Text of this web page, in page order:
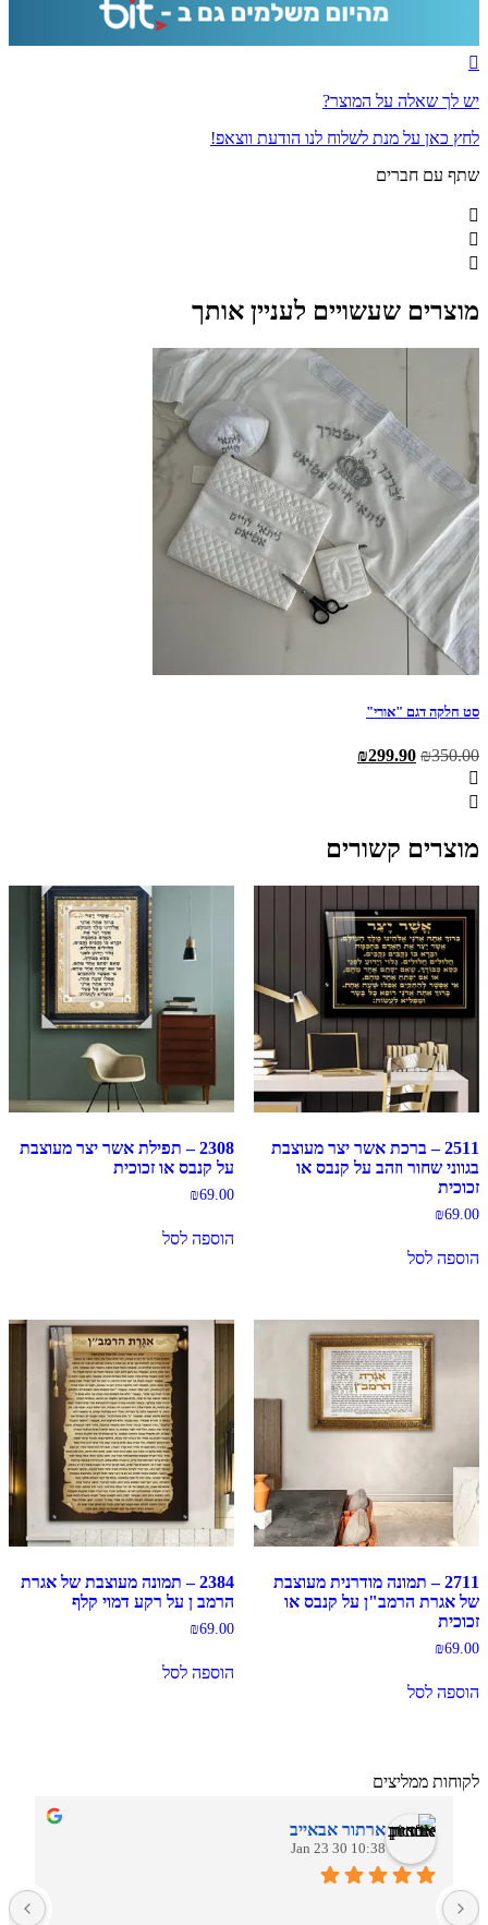
יש לך שאלה על המוצר?
לחץ כאן על מנת לשלוח לנו הודעת ווצאפ!
שתף עם חברים
מוצרים שעשויים לעניין אותך
סט חלקה דגם "אורי"
₪350.00
המחיר ₪299.90
מוצרים קשורים
2511 – ברכת אשר יצר מעוצבת
בגווני שחור וזהב על קנבס או
זכוכית
₪69.00
הוספה לסל
2308 – תפילת אשר יצר מעוצבת
על קנבס או זכוכית
₪69.00
הוספה לסל
2711 – תמונה מודרנית מעוצבת
של אגרת הרמב"ן על קנבס או
זכוכית
₪69.00
הוספה לסל
2384 – תמונה מעוצבת של אגרת
הרמב ן על רקע דמוי קלף
₪69.00
הוספה לסל
לקוחות ממליצים
ארתור אבאייב
10:38 30 Jan 23